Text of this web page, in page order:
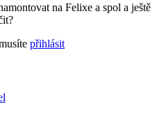
na Felixe a spol a ještě
přihlásit